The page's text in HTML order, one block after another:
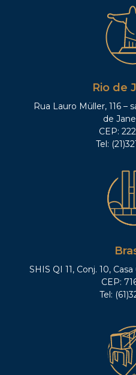
Rio de
Rua Lauro Müller, 116 –
de
CEP:
Tel:
SHIS QI 11, Conj. 10,
CEP:
Tel: